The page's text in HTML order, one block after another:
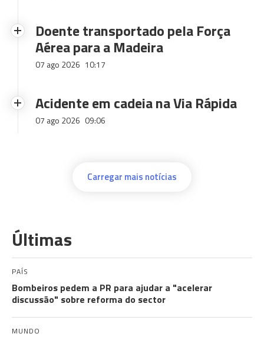
Doente transportado pela Força
Aérea para a Madeira
07 ago 2026 10:17
Acidente em cadeia na Via Rápida
07 ago 2026 09:06
Carregar mais notícias
Últimas
PAÍS
Bombeiros pedem a PR para ajudar a "acelerar
discussão" sobre reforma do sector
MUNDO